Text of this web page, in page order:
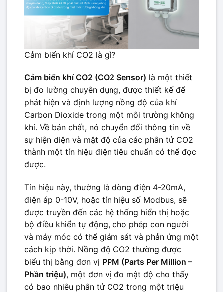
Cảm biến khí CO2 là gì?
Cảm biến khí CO2 (CO2 Sensor) là một thiết
bị đo lường chuyên dụng, được thiết kế để
phát hiện và định lượng nồng độ của khí
Carbon Dioxide trong một môi trường không
khí. Về bản chất, nó chuyển đổi thông tin về
sự hiện diện và mật độ của các phân tử CO2
thành một tín hiệu điện tiêu chuẩn có thể đọc
được.
Tín hiệu này, thường là dòng điện 4-20mA,
điện áp 0-10V, hoặc tín hiệu số Modbus, sẽ
được truyền đến các hệ thống hiển thị hoặc
bộ điều khiển tự động, cho phép con người
và máy móc có thể giám sát và phản ứng một
cách kịp thời. Nồng độ CO2 thường được
biểu thị bằng đơn vị PPM (Parts Per Million –
Phần triệu), một đơn vị đo mật độ cho thấy
có bao nhiêu phân tử CO2 trong một triệu